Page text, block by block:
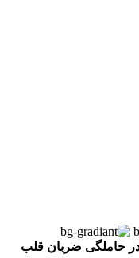
در حاملگی ضربان قلب